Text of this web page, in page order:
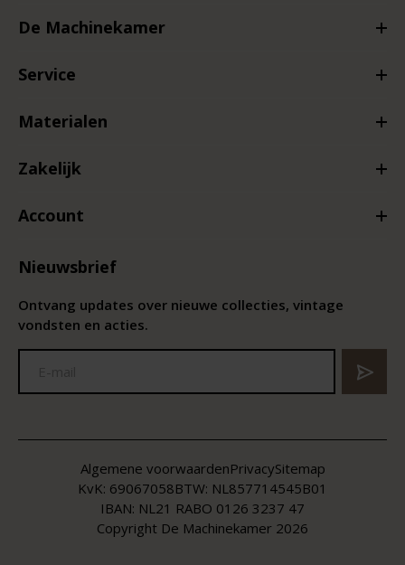
De Machinekamer
Service
Materialen
Zakelijk
Account
Nieuwsbrief
Ontvang updates over nieuwe collecties, vintage
vondsten en acties.
Copyright De Machinekamer 2026
KvK: 69067058BTW: NL857714545B01
IBAN: NL21 RABO 0126 3237 47
Algemene voorwaardenPrivacySitemap